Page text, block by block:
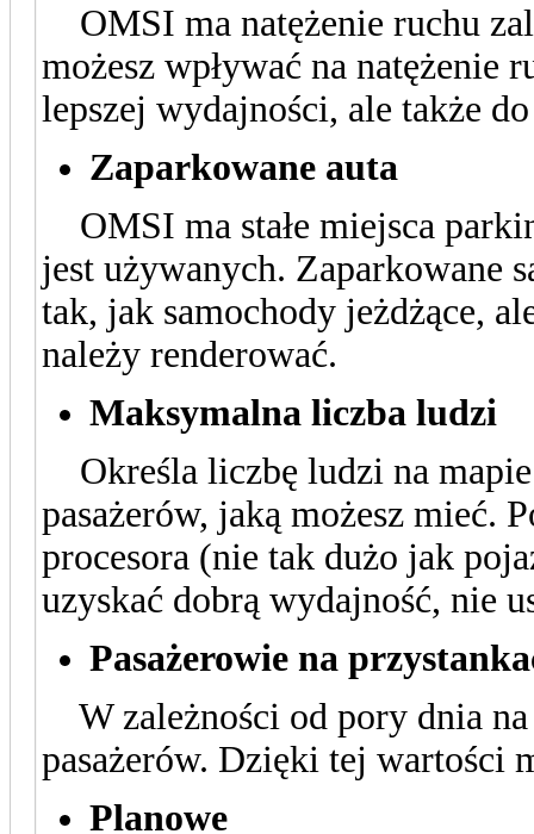
OMSI ma natężenie ruchu
możesz wpływać na natężenie
lepszej wydajności, ale także
Zaparkowane auta
OMSI ma stałe miejsca
jest używanych. Zaparkowane
tak, jak samochody jeżdżące,
należy renderować.
Maksymalna liczba ludzi
Określa liczbę ludzi na
pasażerów, jaką możesz mieć.
procesora (nie tak dużo jak
uzyskać dobrą wydajność, nie
Pasażerowie na
W zależności od pory dnia
pasażerów. Dzięki tej wartości
Planowe